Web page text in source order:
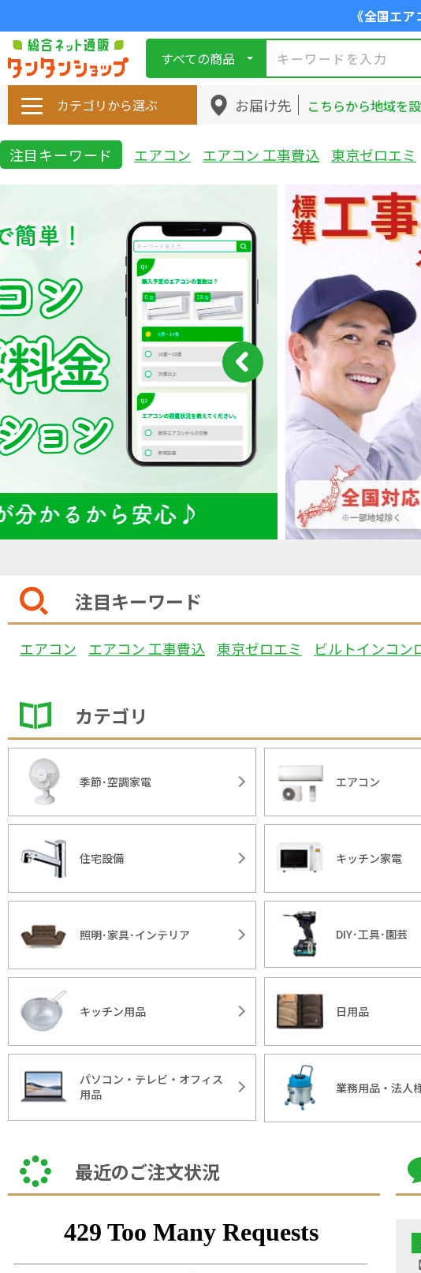
《全国エ
すべての商品
カテゴリから選ぶ お届け先 こちらから地域を
注目キーワード エアコン エアコン 工事費込 東京ゼロエミ
注目キーワード
エアコン エアコン 工事費込 東京ゼロエミ ビルトインコン
カテゴリ
季節･空調家電 エアコン
住宅設備 キッチン家電
照明･家具･インテリア DIY･工具･園芸
キッチン用品 日用品
パソコン・テレビ・オフィス
用品
業務用品・法人
最近のご注文状況